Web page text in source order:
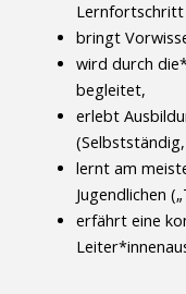
Lernfortschritt
bringt
wird durch
begleitet,
erlebt
lernt am
Jugendlichen
erfährt eine